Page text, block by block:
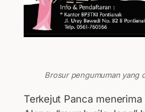
Brosur pengumuman yang
Terkejut Panca